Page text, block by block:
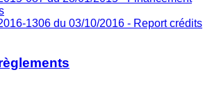
1306 du 03/10/2016 - Report crédits